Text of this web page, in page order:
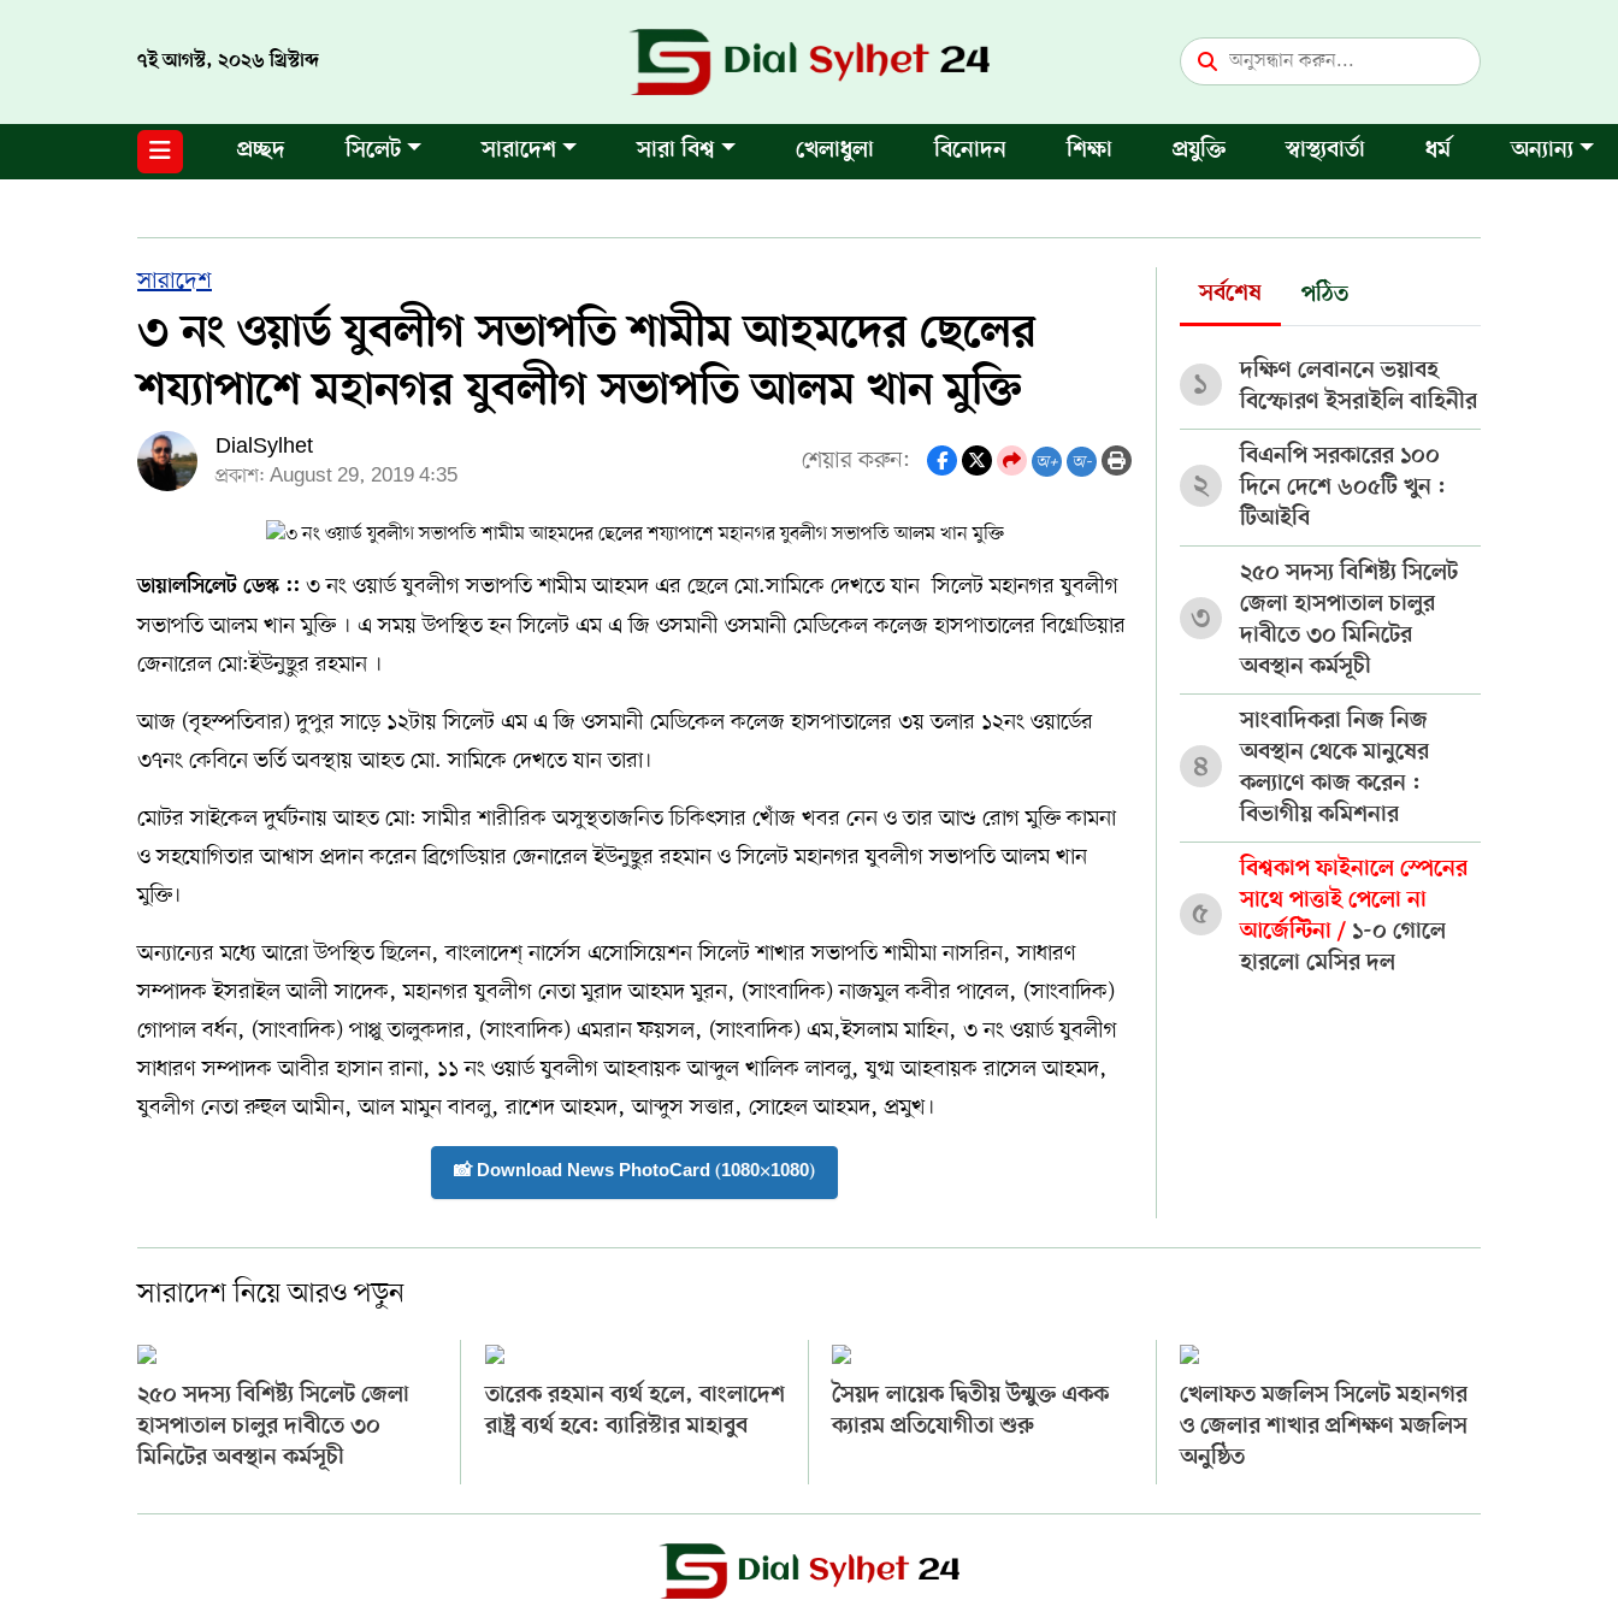
৭ই আগস্ট, ২০২৬ খ্রিস্টাব্দ
প্রচ্ছদ সিলেট সারাদেশ সারা বিশ্ব খেলাধুলা বিনোদন শিক্ষা প্রযুক্তি স্বাস্থ্যবার্তা ধর্ম অন্যান্য
সারাদেশ
৩ নং ওয়ার্ড যুবলীগ সভাপতি শামীম আহমদের ছেলের
শয্যাপাশে মহানগর যুবলীগ সভাপতি আলম খান মুক্তি
DialSylhet
প্রকাশ: August 29, 2019 4:35 শেয়ার করুন: অ+ অ-
ডায়ালসিলেট ডেস্ক :: ৩ নং ওয়ার্ড যুবলীগ সভাপতি শামীম আহমদ এর ছেলে মো.সামিকে দেখতে যান সিলেট মহানগর যুবলীগ
সভাপতি আলম খান মুক্তি । এ সময় উপস্থিত হন সিলেট এম এ জি ওসমানী ওসমানী মেডিকেল কলেজ হাসপাতালের বিগ্রেডিয়ার
জেনারেল মো:ইউনুছুর রহমান ।
আজ (বৃহস্পতিবার) দুপুর সাড়ে ১২টায় সিলেট এম এ জি ওসমানী মেডিকেল কলেজ হাসপাতালের ৩য় তলার ১২নং ওয়ার্ডের
৩৭নং কেবিনে ভর্তি অবস্থায় আহত মো. সামিকে দেখতে যান তারা।
মোটর সাইকেল দুর্ঘটনায় আহত মো: সামীর শারীরিক অসুস্থতাজনিত চিকিৎসার খোঁজ খবর নেন ও তার আশু রোগ মুক্তি কামনা
ও সহযোগিতার আশ্বাস প্রদান করেন ব্রিগেডিয়ার জেনারেল ইউনুছুর রহমান ও সিলেট মহানগর যুবলীগ সভাপতি আলম খান
মুক্তি।
অন্যান্যের মধ্যে আরো উপস্থিত ছিলেন, বাংলাদেশ্ নার্সেস এসোসিয়েশন সিলেট শাখার সভাপতি শামীমা নাসরিন, সাধারণ
সম্পাদক ইসরাইল আলী সাদেক, মহানগর যুবলীগ নেতা মুরাদ আহমদ মুরন, (সাংবাদিক) নাজমুল কবীর পাবেল, (সাংবাদিক)
গোপাল বর্ধন, (সাংবাদিক) পাপ্পু তালুকদার, (সাংবাদিক) এমরান ফয়সল, (সাংবাদিক) এম,ইসলাম মাহিন, ৩ নং ওয়ার্ড যুবলীগ
সাধারণ সম্পাদক আবীর হাসান রানা, ১১ নং ওয়ার্ড যুবলীগ আহবায়ক আব্দুল খালিক লাবলু, যুগ্ম আহবায়ক রাসেল আহমদ,
যুবলীগ নেতা রুহুল আমীন, আল মামুন বাবলু, রাশেদ আহমদ, আব্দুস সত্তার, সোহেল আহমদ, প্রমুখ।
📸 Download News PhotoCard (1080×1080)
সর্বশেষ পঠিত
১
দক্ষিণ লেবাননে ভয়াবহ
বিস্ফোরণ ইসরাইলি বাহিনীর
২
বিএনপি সরকারের ১০০
দিনে দেশে ৬০৫টি খুন :
টিআইবি
৩
২৫০ সদস্য বিশিষ্ট্য সিলেট
জেলা হাসপাতাল চালুর
দাবীতে ৩০ মিনিটের
অবস্থান কর্মসূচী
৪
সাংবাদিকরা নিজ নিজ
অবস্থান থেকে মানুষের
কল্যাণে কাজ করেন :
বিভাগীয় কমিশনার
৫
বিশ্বকাপ ফাইনালে স্পেনের
সাথে পাত্তাই পেলো না
আর্জেন্টিনা / ১-০ গোলে
হারলো মেসির দল
সারাদেশ নিয়ে আরও পড়ুন
২৫০ সদস্য বিশিষ্ট্য সিলেট জেলা
হাসপাতাল চালুর দাবীতে ৩০
মিনিটের অবস্থান কর্মসূচী
তারেক রহমান ব্যর্থ হলে, বাংলাদেশ
রাষ্ট্র ব্যর্থ হবে: ব্যারিস্টার মাহাবুব
সৈয়দ লায়েক দ্বিতীয় উন্মুক্ত একক
ক্যারম প্রতিযোগীতা শুরু
খেলাফত মজলিস সিলেট মহানগর
ও জেলার শাখার প্রশিক্ষণ মজলিস
অনুষ্ঠিত
TERMS & CONDITIONS
EDITOR & PUBLISHER : SOHEL AHMED
ডায়ালসিলেট যাত্রা
সম্পাদকীয় কলাম